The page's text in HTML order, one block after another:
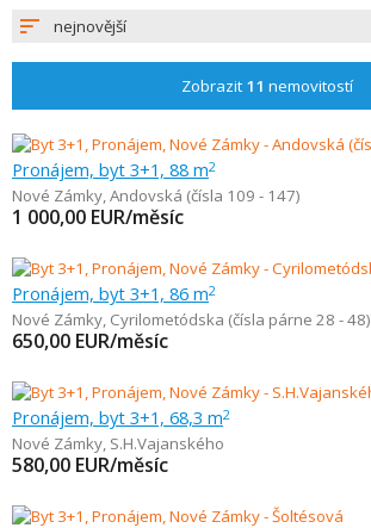
nejnovější
Zobrazit 11 nemovitostí
Pronájem, byt 3+1, 88 m2
Nové Zámky,Andovská (čísla 109 - 147)
1 000,00 EUR/měsíc
Pronájem, byt 3+1, 86 m2
Nové Zámky, Cyrilometódska (čísla párne 28 - 48)
650,00 EUR/měsíc
Pronájem, byt 3+1, 68,3 m2
Nové Zámky, S.H.Vajanského
580,00 EUR/měsíc